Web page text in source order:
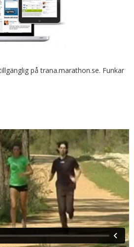
på trana.marathon.se. Funkar